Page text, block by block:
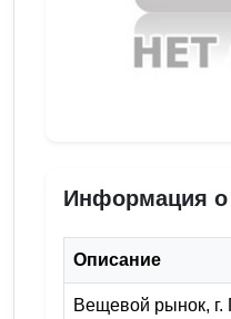
Информация о
Описание
Вещевой рынок, г.